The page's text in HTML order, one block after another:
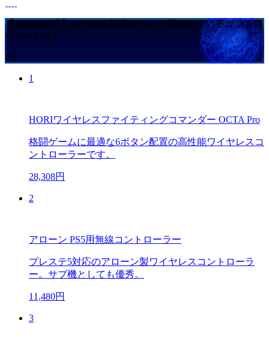
【Amazon7月】おすすめ記事からよく買われているコントロ
ーラーTOP4
PR
1
HORIワイヤレスファイティングコマンダー OCTA Pro
格闘ゲームに最適な6ボタン配置の高性能ワイヤレスコ
ントローラーです。
28,308円
2
アローン PS5用無線コントローラー
プレステ5対応のアローン製ワイヤレスコントローラ
ー。サブ機としても優秀。
11,480円
3